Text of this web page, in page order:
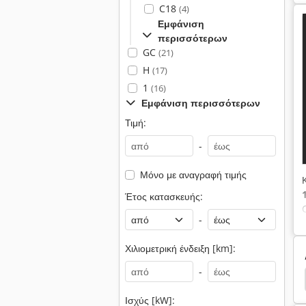
C18 (4)
Εμφάνιση
περισσότερων
GC (21)
H (17)
1 (16)
Εμφάνιση περισσότερων
Τιμή:
-
Μόνο με αναγραφή τιμής
Έτος κατασκευής:
-
Χιλιομετρική ένδειξη [km]:
-
Ισχύς [kW]:
Εκσκαφέας Κουβάδες Εκσκαφέα